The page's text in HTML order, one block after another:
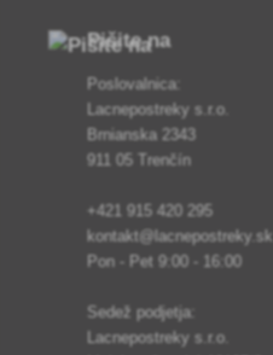
Pišite na
Poslovalnica:
Lacnepostreky s.r.o.
Brnianska 2343
911 05 Trenčín
+421 915 420 295
kontakt@lacnepostreky.sk
Pon - Pet 9:00 - 16:00
Sedež podjetja:
Lacnepostreky s.r.o.